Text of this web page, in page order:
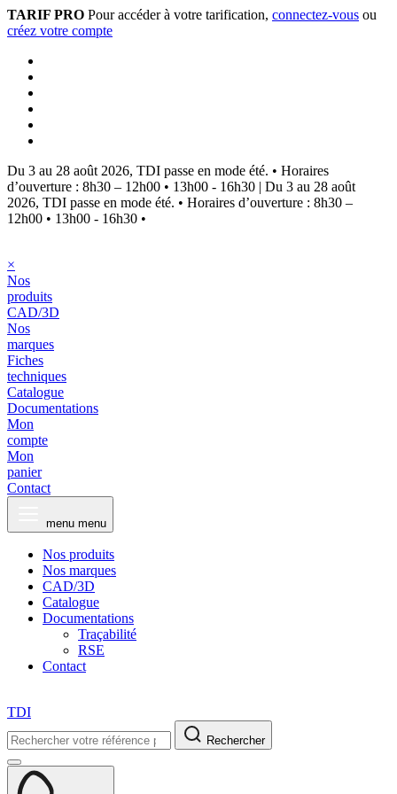
TARIF PRO Pour accéder à votre tarification, connectez-vous ou
créez votre compte
Du 3 au 28 août 2026, TDI passe en mode été. • Horaires
d’ouverture : 8h30 – 12h00 • 13h00 - 16h30 | Du 3 au 28 août
2026, TDI passe en mode été. • Horaires d’ouverture : 8h30 –
12h00 • 13h00 - 16h30 •
×
Nos
produits
CAD/3D
Nos
marques
Fiches
techniques
Catalogue
Documentations
Mon
compte
Mon
panier
Contact
menu menu
Nos produits
Nos marques
CAD/3D
Catalogue
Documentations
Traçabilité
RSE
Contact
TDI
Rechercher